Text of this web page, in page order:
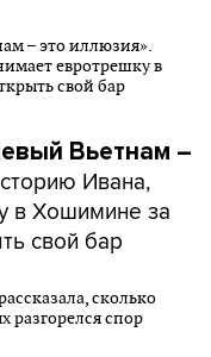
Вьетнам –
Ивана,
в Хошимине за
свой бар